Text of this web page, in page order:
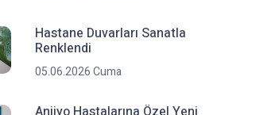
Hastane Duvarları Sanatla
Renklendi
05.06.2026 Cuma